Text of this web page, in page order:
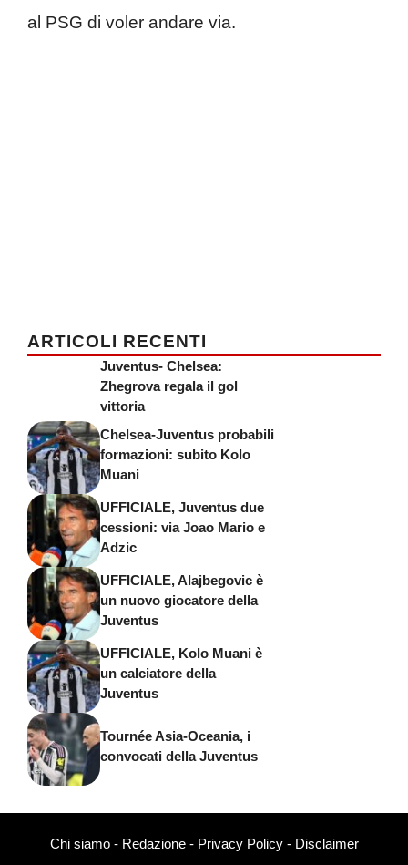
al PSG di voler andare via.
ARTICOLI RECENTI
Juventus- Chelsea:
Zhegrova regala il gol
vittoria
Chelsea-Juventus probabili
formazioni: subito Kolo
Muani
UFFICIALE, Juventus due
cessioni: via Joao Mario e
Adzic
UFFICIALE, Alajbegovic è
un nuovo giocatore della
Juventus
UFFICIALE, Kolo Muani è
un calciatore della
Juventus
Tournée Asia-Oceania, i
convocati della Juventus
Chi siamo- Redazione- Privacy Policy- Disclaimer